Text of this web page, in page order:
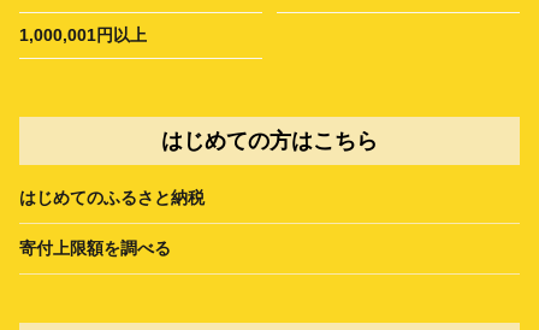
1,000,001円以上
はじめての方はこちら
はじめてのふるさと納税
寄付上限額を調べる